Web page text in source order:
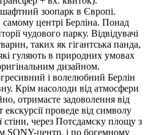
зоопарк в Європі.
самому центрі Берліна. Понад
чудового парку. Відвідувачі
таких як гігантська панда,
гуляють в природних умовах
дизайном.
і волелюбний Берлін
Крім насолоди від атмосфери
отримаєте задоволення від
проведе від символу
стіни, через Потсдамску площу з
SONY-центр, і по богемному